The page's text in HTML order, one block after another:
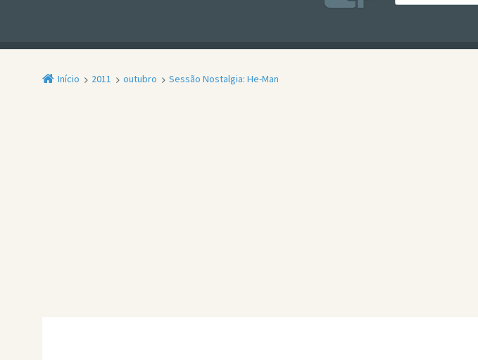
Início 2011 outubro Sessão Nostalgia: He-Man